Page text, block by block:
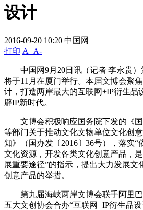
设计
2016-09-20 10:20 中国网
打印 A+A-
中国网9月20日讯（记者 李永贵）
将于11月在厦门举行。本届文博会聚
计，打造两岸最大的互联网+IP衍生品
辟IP新时代。
文博会积极响应国务院下发的《国
等部门关于推动文化文物单位文化创
知》（国办发〔2016〕36号），落实
文化资源，开发各类文化创意产品，
展重要途径”的指示，提出大力发展文
创意产品的举措。
第九届海峡两岸文博会联手阿里巴
五大文创协会合办“互联网+IP衍生品